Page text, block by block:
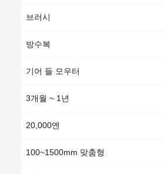
브러시
방수복
기어 들 모우터
3개월 ~ 1년
20,000엔
100~1500mm 맞춤형